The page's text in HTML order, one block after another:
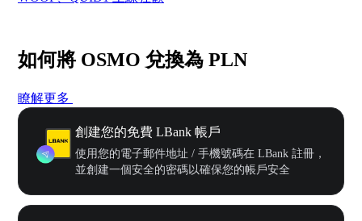
如何將 OSMO 兌換為 PLN
瞭解更多
創建您的免費 LBank 帳戶
使用您的電子郵件地址 / 手機號碼在 LBank 註冊，
並創建一個安全的密碼以確保您的帳戶安全